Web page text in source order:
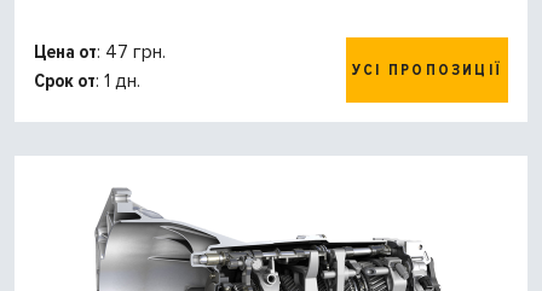
Цена от: 47 грн.
Срок от: 1 дн. УСІ ПРОПОЗИЦІЇ